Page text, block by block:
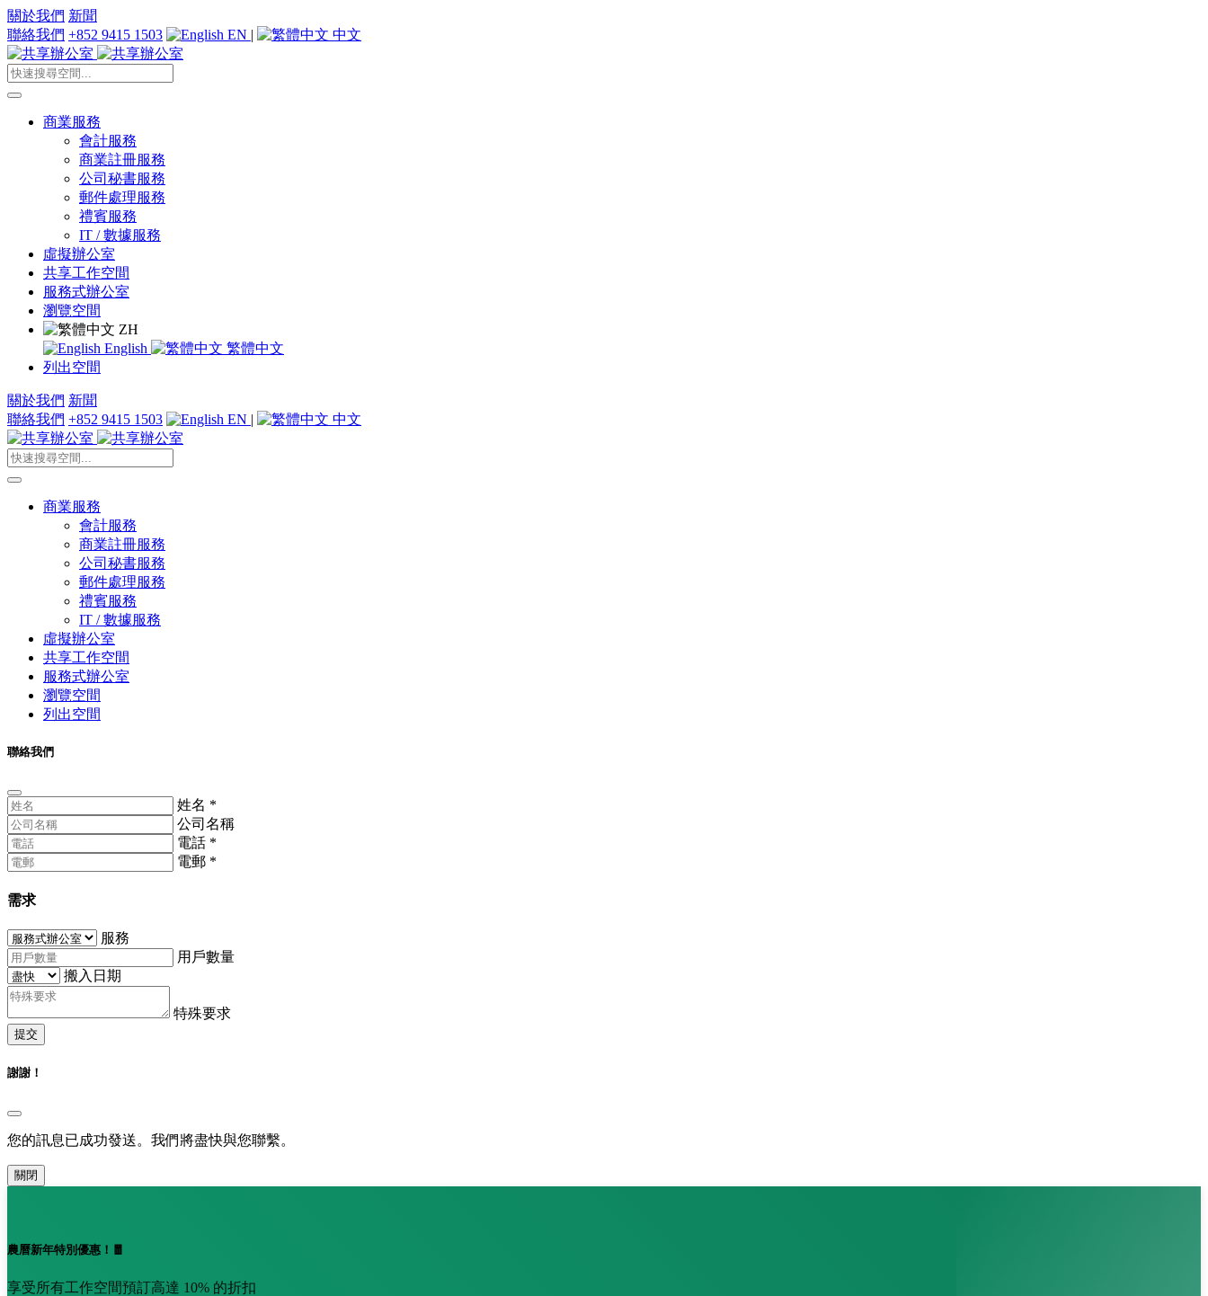
關於我們 新聞
聯絡我們 +852 9415 1503 EN | 中文
商業服務
會計服務
商業註冊服務
公司秘書服務
郵件處理服務
禮賓服務
IT / 數據服務
虛擬辦公室
共享工作空間
服務式辦公室
瀏覽空間
ZH
English
繁體中文
列出空間
關於我們 新聞
聯絡我們 +852 9415 1503 EN | 中文
商業服務
會計服務
商業註冊服務
公司秘書服務
郵件處理服務
禮賓服務
IT / 數據服務
虛擬辦公室
共享工作空間
服務式辦公室
瀏覽空間
列出空間
聯絡我們
姓名 *
公司名稱
電話 *
電郵 *
需求
服務
用戶數量
搬入日期
特殊要求
提交
謝謝！
您的訊息已成功發送。我們將盡快與您聯繫。
關閉
農曆新年特別優惠！🧧
享受所有工作空間預訂高達 10% 的折扣